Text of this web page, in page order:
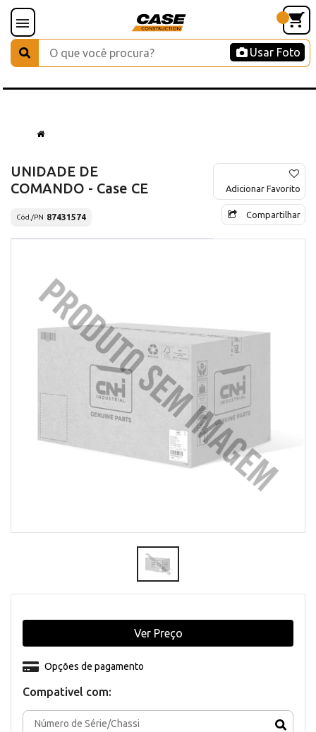
Usar Foto
UNIDADE DE
COMANDO - Case CE
Cód./PN 87431574
Adicionar Favorito
Compartilhar
Compativel com:
Opções de pagamento
Ver Preço